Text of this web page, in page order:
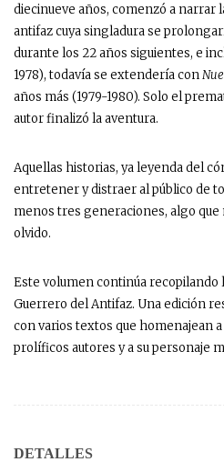
diecinueve años, comenzó a narrar
antifaz cuya singladura se
durante los 22 años siguientes, e
1978), todavía se extendería con
años más (1979-1980). Solo el
autor finalizó la aventura.
Aquellas historias, ya leyenda del
entretener y distraer al público de
menos tres generaciones, algo que
olvido.
Este volumen continúa recopilando
Guerrero del Antifaz. Una edición
con varios textos que homenajean
prolíficos autores y a su personaje
DETALLES